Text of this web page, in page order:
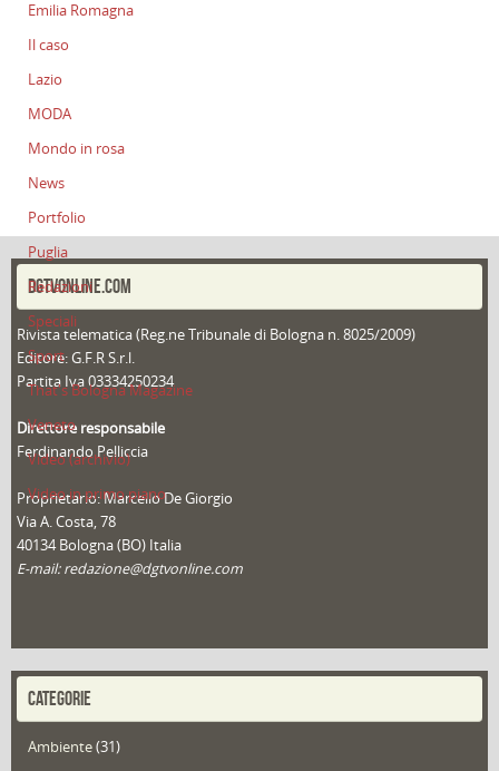
Emilia Romagna
Il caso
Lazio
MODA
Mondo in rosa
News
Portfolio
Puglia
Redazioni
Speciali
Sport
That's Bologna Magazine
Veneto
Video (archivio)
Video in primo piano
DGTVONLINE.COM
Rivista telematica (Reg.ne Tribunale di Bologna n. 8025/2009)
Editore: G.F.R S.r.l.
Partita Iva 03334250234
Direttore responsabile
Ferdinando Pelliccia
Proprietario: Marcello De Giorgio
Via A. Costa, 78
40134 Bologna (BO) Italia
E-mail: redazione@dgtvonline.com
CATEGORIE
Ambiente(31)